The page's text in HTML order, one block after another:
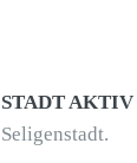
STADT AKTIV
Seligenstadt.